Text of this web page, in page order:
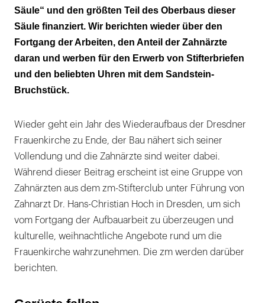
Säule“ und den größten Teil des Oberbaus dieser
Säule finanziert. Wir berichten wieder über den
Fortgang der Arbeiten, den Anteil der Zahnärzte
daran und werben für den Erwerb von Stifterbriefen
und den beliebten Uhren mit dem Sandstein-
Bruchstück.
Wieder geht ein Jahr des Wiederaufbaus der Dresdner
Frauenkirche zu Ende, der Bau nähert sich seiner
Vollendung und die Zahnärzte sind weiter dabei.
Während dieser Beitrag erscheint ist eine Gruppe von
Zahnärzten aus dem zm-Stifterclub unter Führung von
Zahnarzt Dr. Hans-Christian Hoch in Dresden, um sich
vom Fortgang der Aufbauarbeit zu überzeugen und
kulturelle, weihnachtliche Angebote rund um die
Frauenkirche wahrzunehmen. Die zm werden darüber
berichten.